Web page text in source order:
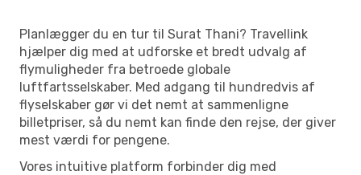
Planlægger du en tur til Surat Thani? Travellink
hjælper dig med at udforske et bredt udvalg af
flymuligheder fra betroede globale
luftfartsselskaber. Med adgang til hundredvis af
flyselskaber gør vi det nemt at sammenligne
billetpriser, så du nemt kan finde den rejse, der giver
mest værdi for pengene.
Vores intuitive platform forbinder dig med